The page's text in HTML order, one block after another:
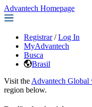
Advantech Homepage
Registrar / Log In
MyAdvantech
Busca
Brasil
Visit the Advantech Global
region below.